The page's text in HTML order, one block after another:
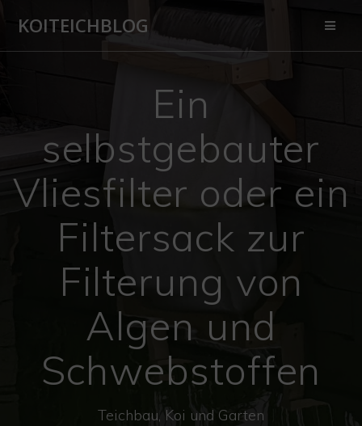
KOITEICHBLOG
Ein
selbstgebauter
Vliesfilter oder ein
Filtersack zur
Filterung von
Algen und
Schwebstoffen
Teichbau, Koi und Garten